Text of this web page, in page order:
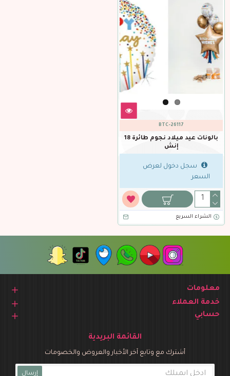
BTC-26117
بالونات عيد ميلاد نجوم طائرة 18
إنش
سجل دخول لعرض
السعر
الشراء السريع
معلومات
خدمة العملاء
حسابي
القائمة البريدية
أشترك مع وتابع آخر الأخبار والعروض والخصومات
إرسال